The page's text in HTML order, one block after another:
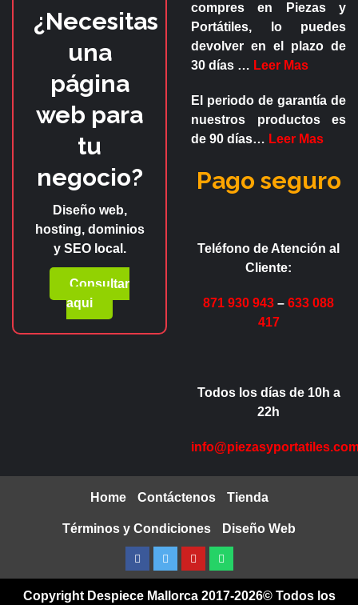
¿Necesitas
una
página
web para
tu
negocio?
Diseño web,
hosting, dominios
y SEO local.
Consultar
aqui
compres en
Piezas y
Portátiles, lo puedes
devolver en el plazo de
30 días … Leer Mas
El periodo de garantía de
nuestros productos es
de 90 días… Leer Mas
Pago seguro
Teléfono de Atención al
Cliente:
871 930 943 – 633 088
417
Todos los días de 10h a
22h
Home Contáctenos Tienda
Términos y Condiciones Diseño Web
Facebook
TwitterYoutubeWhatsapp
Copyright Despiece Mallorca 2017-2026© Todos los